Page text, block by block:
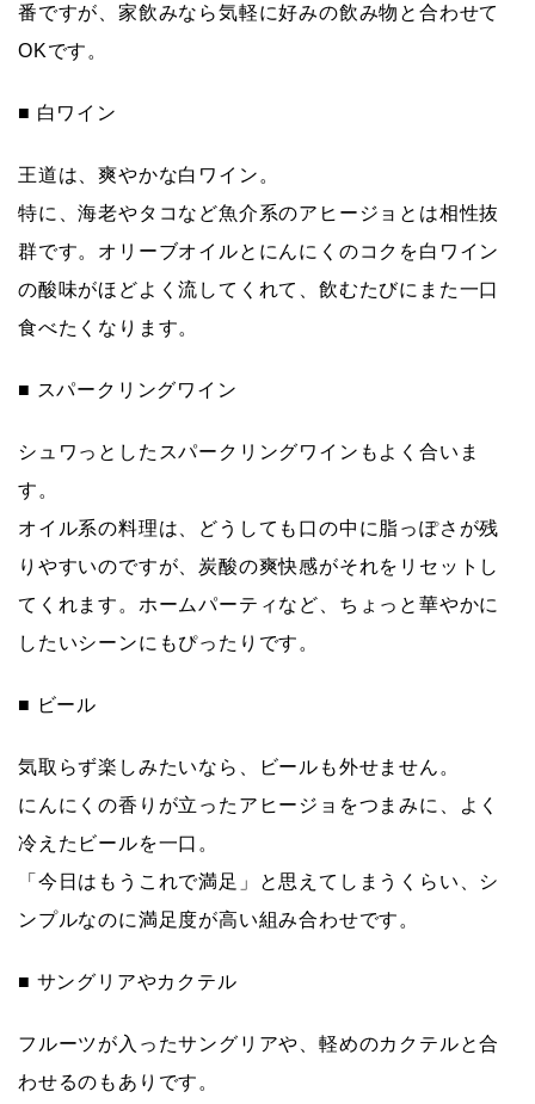
番ですが、家飲みなら気軽に好みの飲み物と合わせて
OKです。
■ 白ワイン
王道は、爽やかな白ワイン 。
特に、海老やタコなど魚介系のアヒージョとは相性抜
群です。オリーブオイルとにんにくのコクを白ワイン
の酸味がほどよく流してくれて、飲むたびにまた一口
食べたくなります。
■ スパークリングワイン
シュワっとした スパークリングワイン もよく合いま
す。
オイル系の料理は、どうしても口の中に脂っぽさが残
りやすいのですが、炭酸の爽快感がそれをリセットし
てくれます。ホームパーティなど、ちょっと華やかに
したいシーンにもぴったりです。
■ ビール
気取らず楽しみたいなら、 ビール も外せません。
にんにくの香りが立ったアヒージョをつまみに、よく
冷えたビールを一口。
「今日はもうこれで満足」と思えてしまうくらい、シ
ンプルなのに満足度が高い組み合わせです。
■ サングリアやカクテル
フルーツが入ったサングリアや、軽めのカクテルと合
わせるのもありです。